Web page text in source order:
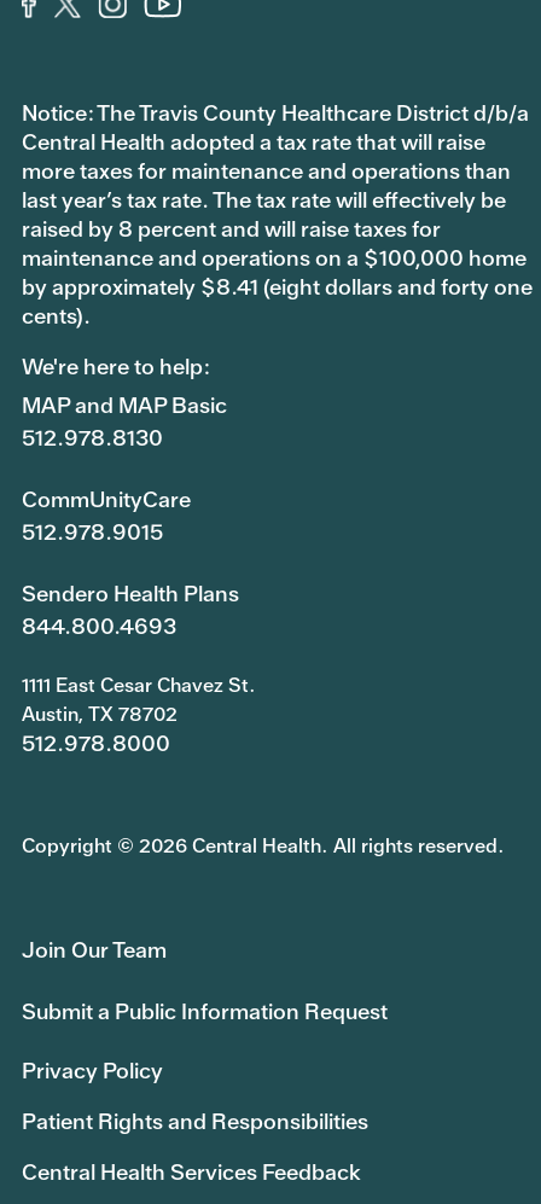
Notice: The Travis County Healthcare District d/b/a
Central Health adopted a tax rate that will raise
more taxes for maintenance and operations than
last year’s tax rate. The tax rate will effectively be
raised by 8 percent and will raise taxes for
maintenance and operations on a $100,000 home
by approximately $8.41 (eight dollars and forty one
cents).
We're here to help:
MAP and MAP Basic
512.978.8130
CommUnityCare
512.978.9015
Sendero Health Plans
844.800.4693
1111 East Cesar Chavez St.
Austin, TX 78702
512.978.8000
Copyright © 2026 Central Health. All rights reserved.
Join Our Team
Submit a Public Information Request
Privacy Policy
Patient Rights and Responsibilities
Central Health Services Feedback